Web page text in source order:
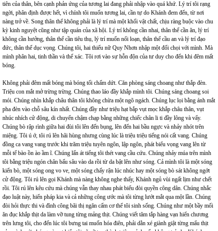
tiên của thân, bên cạnh phản ứng của tương lai đang phải nhập vào quá khứ. Lý trí tôi rạng
ngời, phân định được hết, vì chính tôi muốn tương lai, cần tự do Khánh đem đến, từ nơi
nàng trở về. Song thân thể không phải là lý trí mà một khối vật chất, chịu ràng buộc vào chu
kỳ kinh nguyệt cũng như tập quán của xã hội. Lý trí không cần nhai, thân thể cần ăn, lý trí
không cần hưởng, thân thể cần tiêu thụ, lý trí muốn nổi loạn, thân thể cầu an và lý trí đạo
đức, thân thể dục vọng. Chúng tôi, hai thiếu nữ Quy Nhơn nhập một đối chọi với mình. Mà
mình phân hai, tinh thần và thể xác. Tôi rơi vào sự hỗn độn của tư duy cho đến khi đêm mất
bóng.
Không phải đêm mất bóng mà bóng tối chấm dứt. Căn phòng sáng choang như thắp đèn.
Triệu con mắt mở trừng trừng. Chúng thao láo đầy khắp mình tôi. Chúng sáng choang soi
mói. Chúng nhìn khắp châu thân tôi không chừa một ngõ ngách. Chúng lục lọi bằng ánh mắt
pha đèn vào chỗ sâu kín nhất. Chúng đầy như triệu hạt bắp vụt mọc khắp châu thân, vụt
nhúc nhích cử động, di chuyển chậm chạp bằng những chiếc chân li ti đầy lông và vẩy.
Chúng bò rập rình giữa hai đùi tôi lên đến bụng, lên đến hai bầu ngực và nhảy nhót trên
miệng. Tôi ú ớ, tôi rú lên hãi hùng nhưng cùng lúc là triệu triệu tiếng nói cất vang. Chúng
đồng ca vang vang trước khi trăm triệu tuyên ngôn, lập ngôn, phát biểu vọng vang lên từ
mỗi tế bào ồn ào ầm ĩ. Chúng lấn át tiếng tôi thét vang cầu cứu. Chúng nhảy múa trên mình
tôi bằng triệu ngón chân bấu sâu vào da rồi từ da bật lên như sóng. Cả mình tôi là một sóng
kiến bò, một sóng ong vo ve, một sóng chấy rận lúc nhúc hay một sóng bò sát không ngớt
cử động. Tôi rú lên gọi Khánh mà nàng không nghe thấy, Khánh ngủ vùi ngất lịm như chết
rồi. Tôi rú lên kêu cứu mà chúng vẫn thay nhau phát biểu đòi quyền công dân. Chúng nhắc
đạo luật này, hiến pháp kia và cả những công ước mà tôi từng lướt mắt qua một lần. Chúng
đòi hỏi thực thi và đình công bãi thị ngăn cấm cơ thể tôi sinh sống. Chúng như một bầy mối
ăn đục khắp thịt da làm vỡ tung từng mảng thịt. Chúng viết tăm tắp hàng vạn hiến chương
trên lưng tôi, cho đến lúc tôi bưng tai muốn hóa điên, phải dằn xé giành giật từng mẩu thịt